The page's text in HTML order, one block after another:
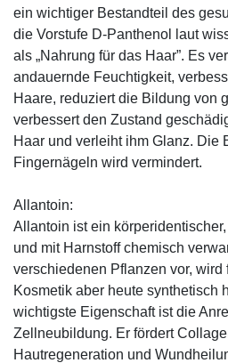
ein wichtiger Bestandteil des
die Vorstufe D-Panthenol laut
als „Nahrung für das Haar”. Es
andauernde Feuchtigkeit,
Haare, reduziert die Bildung von
verbessert den Zustand
Haar und verleiht ihm Glanz. Die
Fingernägeln wird vermindert.
Allantoin:
Allantoin ist ein
und mit Harnstoff chemisch
verschiedenen Pflanzen vor,
Kosmetik aber heute synthetisch
wichtigste Eigenschaft ist die
Zellneubildung. Er fördert
Hautregeneration und